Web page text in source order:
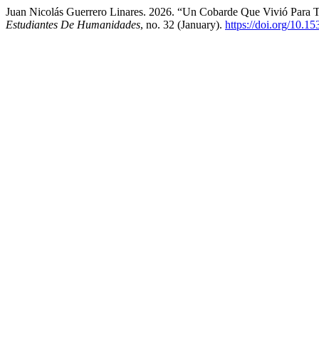
Juan Nicolás Guerrero Linares. 2026. “Un Cobarde Que Vivió
Estudiantes De Humanidades, no. 32 (January). https://doi.org/